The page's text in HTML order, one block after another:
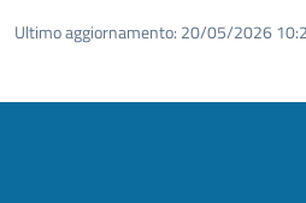
Ultimo aggiornamento: 20/05/2026